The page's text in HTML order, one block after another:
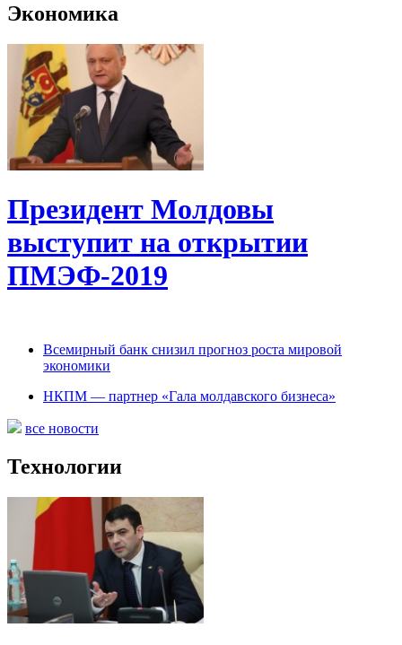
Экономика
Президент Молдовы
выступит на открытии
ПМЭФ-2019
Всемирный банк снизил прогноз роста мировой
экономики
НКПМ — партнер «Гала молдавского бизнеса»
все новости
Технологии